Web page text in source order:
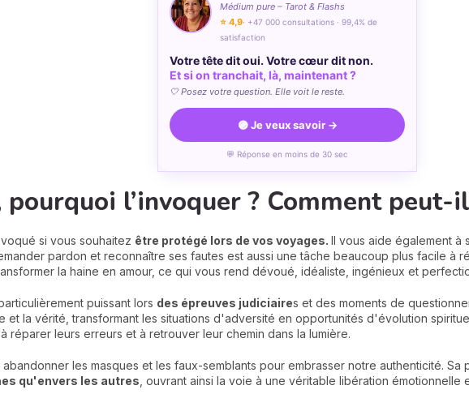
Médium pure – Tarot & Flashs
⭐ 4,9· +47 000 consultations · 99,4% de
satisfaction
Votre tête dit oui. Votre cœur dit non.
Et si on tranchait, là, maintenant ?
🤍 Posez votre question. Elle voit le reste.
🟣 Je veux savoir →
💬 Réponse en moins de 30 sec
pourquoi l’invoquer ? Comment peut-
si vous souhaitez être protégé lors de vos voyages. Il vous aide également à
pardon et reconnaître ses fautes est aussi une tâche beaucoup plus facile à
la haine en amour, ce qui vous rend dévoué, idéaliste, ingénieux et
puissant lors des épreuves judiciaires et des moments de
et la vérité, transformant les situations d'adversité en opportunités d'évolution
réparer leurs erreurs et à retrouver leur chemin dans la lumière.
les masques et les faux-semblants pour embrasser notre authenticité.
qu'envers les autres, ouvrant ainsi la voie à une véritable libération émotionnelle